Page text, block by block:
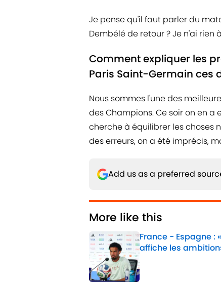
Je pense qu'il faut parler du
Dembélé de retour ? Je n'ai rien
Comment expliquer les
Paris Saint-Germain ces
Nous sommes l'une des
des Champions. Ce soir on en a
cherche à équilibrer les choses
des erreurs, on a été imprécis,
Add us as a preferred
More like this
France - Espagne :
affiche les